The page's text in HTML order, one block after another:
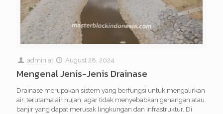
admin at August 28, 2024
Mengenal Jenis-Jenis Drainase
Drainase merupakan sistem yang berfungsi untuk mengalirkan
air, terutama air hujan, agar tidak menyebabkan genangan atau
banjir yang dapat merusak lingkungan dan infrastruktur. Di